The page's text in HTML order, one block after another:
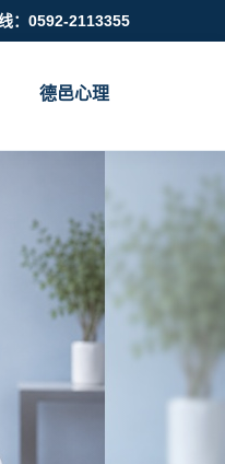
：0592-2113355
德邑心理